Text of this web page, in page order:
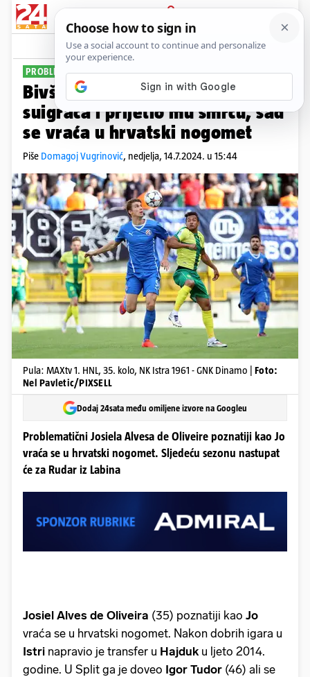
PRIJAVA
Sport Komentari
PROBLEMATIČNI JO
Bivši hajdukovac nožem napao
suigrača i prijetio mu smrću, sad
se vraća u hrvatski nogomet
Piše Domagoj Vugrinović, nedjelja, 14.7.2024. u 15:44
Pula: MAXtv 1. HNL, 35. kolo, NK Istra 1961 - GNK Dinamo | Foto:
Nel Pavletic/PIXSELL
Dodaj 24sata među omiljene izvore na Googleu
Problematični Josiela Alvesa de Oliveire poznatiji kao Jo
vraća se u hrvatski nogomet. Sljedeću sezonu nastupat
će za Rudar iz Labina
Josiel Alves de Oliveira (35) poznatiji kao Jo
vraća se u hrvatski nogomet. Nakon dobrih igara u
Istri napravio je transfer u Hajduk u ljeto 2014.
godine. U Split ga je doveo Igor Tudor (46) ali se